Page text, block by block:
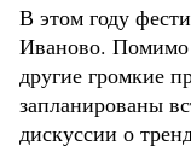
В этом году
Иваново. Помимо
другие громкие
запланированы
дискуссии о